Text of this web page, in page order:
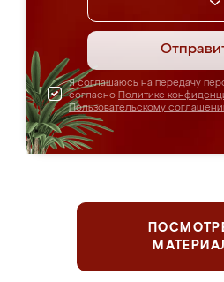
Я соглашаюсь на передачу
согласно Политике
Пользовательскому